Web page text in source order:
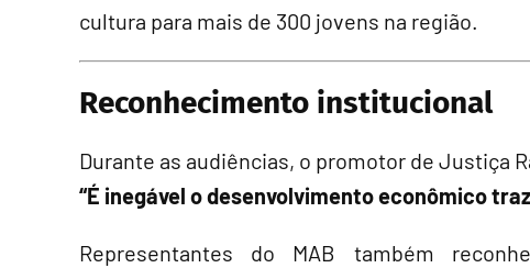
cultura para mais de 300 jovens na região.
Reconhecimento institucional
Durante as audiências, o promotor de Justiça
“É inegável o desenvolvimento econômico
Representantes do MAB também